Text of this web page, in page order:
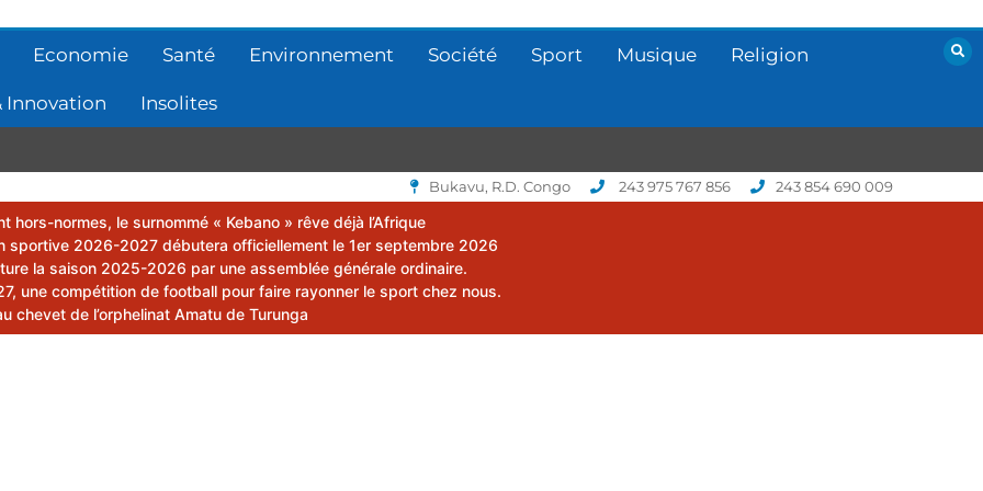
Economie Santé Environnement Société Sport Musique Religion
Innovation Insolites
Bukavu, R.D. Congo 243 975 767 856 243 854 690 009
hors-normes, le surnommé « Kebano » rêve déjà l’Afrique
sportive 2026-2027 débutera officiellement le 1er septembre 2026
la saison 2025-2026 par une assemblée générale ordinaire.
une compétition de football pour faire rayonner le sport chez nous.
chevet de l’orphelinat Amatu de Turunga